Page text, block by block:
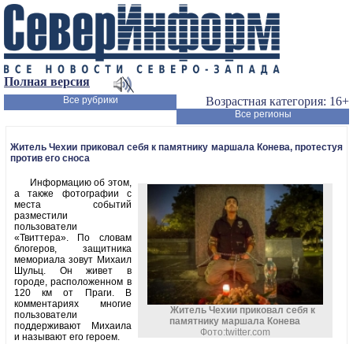
Полная версия
Возрастная категория: 16+
Все рубрики
Все регионы
Житель Чехии приковал себя к памятнику маршала Конева, протестуя
против его сноса
Житель Чехии приковал себя к
памятнику маршала Конева
Фото:twitter.com
Информацию об этом,
а также фотографии с
места событий
разместили
пользователи
«Твиттера». По словам
блогеров, защитника
мемориала зовут Михаил
Шульц. Он живет в
городе, расположенном в
120 км от Праги. В
комментариях многие
пользователи
поддерживают Михаила
и называют его героем.